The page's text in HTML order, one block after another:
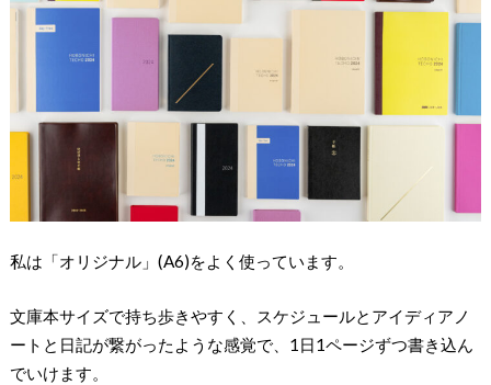
私は「オリジナル」(A6)をよく使っています。
文庫本サイズで持ち歩きやすく、スケジュールとアイディアノ
ートと日記が繋がったような感覚で、1日1ページずつ書き込ん
でいけます。